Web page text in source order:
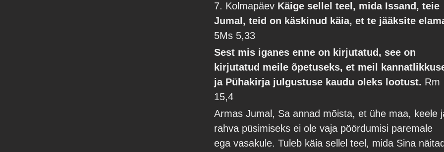
7. Kolmapäev Käige sellel teel, mida Issand, teie
Jumal, teid on käskinud käia, et te jääksite
5Ms 5,33
Sest mis iganes enne on kirjutatud, see on
kirjutatud meile õpetuseks, et meil
ja Pühakirja julgustuse kaudu oleks lootust. Rm
15,4
Armas Jumal, Sa annad mõista, et ühe maa, keele
rahva püsimiseks ei ole vaja pöördumisi paremale
ega vasakule. Tuleb käia sellel teel, mida Sina